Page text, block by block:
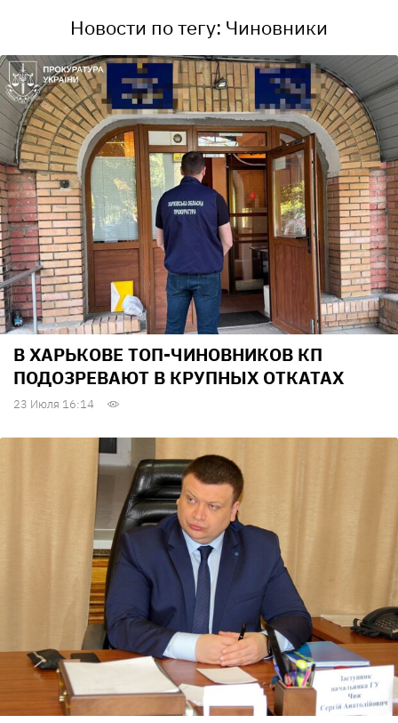
Новости по тегу: Чиновники
В ХАРЬКОВЕ ТОП-ЧИНОВНИКОВ КП
ПОДОЗРЕВАЮТ В КРУПНЫХ ОТКАТАХ
23 Июля 16:14